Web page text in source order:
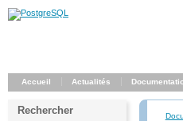
Accueil Actualités
Rechercher